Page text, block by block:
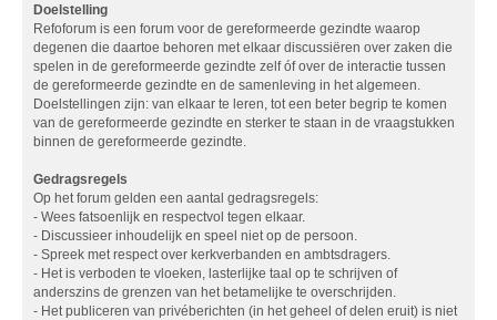
Doelstelling
Refoforum is een forum voor de gereformeerde gezindte waarop
degenen die daartoe behoren met elkaar discussiëren over zaken die
spelen in de gereformeerde gezindte zelf óf over de interactie tussen
de gereformeerde gezindte en de samenleving in het algemeen.
Doelstellingen zijn: van elkaar te leren, tot een beter begrip te komen
van de gereformeerde gezindte en sterker te staan in de vraagstukken
binnen de gereformeerde gezindte.
Gedragsregels
Op het forum gelden een aantal gedragsregels:
- Wees fatsoenlijk en respectvol tegen elkaar.
- Discussieer inhoudelijk en speel niet op de persoon.
- Spreek met respect over kerkverbanden en ambtsdragers.
- Het is verboden te vloeken, lasterlijke taal op te schrijven of
anderszins de grenzen van het betamelijke te overschrijden.
- Het publiceren van privéberichten (in het geheel of delen eruit) is niet